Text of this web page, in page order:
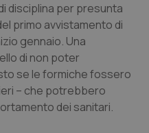
disciplina per presunta
primo avvistamento di
gennaio. Una
di non poter
se le formiche fossero
– che potrebbero
dei sanitari.
www.quotidianosanita.it